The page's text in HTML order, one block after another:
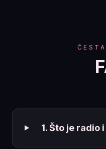
1. Što je radio